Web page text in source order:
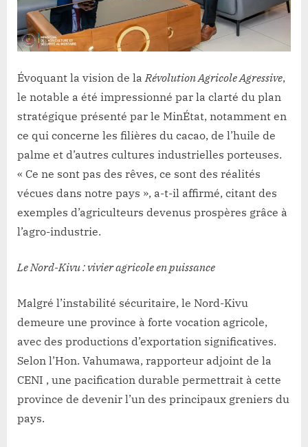
Évoquant la vision de laRévolution Agricole Agressive,
le notable a été impressionné par la clarté du plan
stratégique présenté par le MinÉtat, notamment en
ce qui concerne les filières du cacao, de l’huile de
palme et d’autres cultures industrielles porteuses.
« Ce ne sont pas des rêves, ce sont des réalités
vécues dans notre pays », a-t-il affirmé, citant des
exemples d’agriculteurs devenus prospères grâce à
l’agro-industrie.
Le Nord-Kivu : vivier agricole en puissance
Malgré l’instabilité sécuritaire, le Nord-Kivu
demeure une province à forte vocation agricole,
avec des productions d’exportation significatives.
Selon l’Hon. Vahumawa, rapporteur adjoint de la
CENI , une pacification durable permettrait à cette
province de devenir l’un des principaux greniers du
pays.